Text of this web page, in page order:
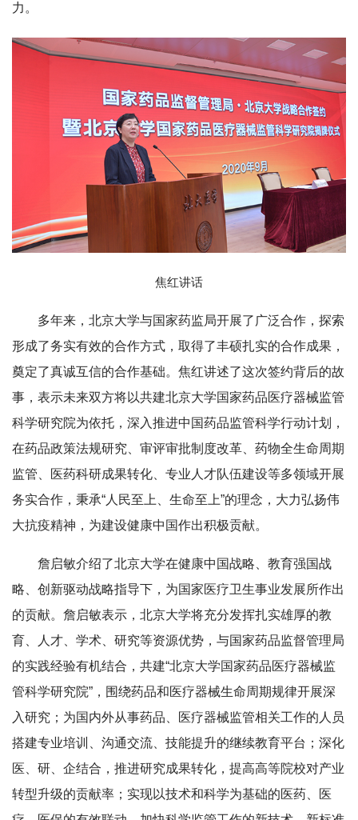
力。
焦红讲话
多年来，北京大学与国家药监局开展了广泛合作，探索
形成了务实有效的合作方式，取得了丰硕扎实的合作成果，
奠定了真诚互信的合作基础。焦红讲述了这次签约背后的故
事，表示未来双方将以共建北京大学国家药品医疗器械监管
科学研究院为依托，深入推进中国药品监管科学行动计划，
在药品政策法规研究、审评审批制度改革、药物全生命周期
监管、医药科研成果转化、专业人才队伍建设等多领域开展
务实合作，秉承“人民至上、生命至上”的理念，大力弘扬伟
大抗疫精神，为建设健康中国作出积极贡献。
詹启敏介绍了北京大学在健康中国战略、教育强国战
略、创新驱动战略指导下，为国家医疗卫生事业发展所作出
的贡献。詹启敏表示，北京大学将充分发挥扎实雄厚的教
育、人才、学术、研究等资源优势，与国家药品监督管理局
的实践经验有机结合，共建“北京大学国家药品医疗器械监
管科学研究院”，围绕药品和医疗器械生命周期规律开展深
入研究；为国内外从事药品、医疗器械监管相关工作的人员
搭建专业培训、沟通交流、技能提升的继续教育平台；深化
医、研、企结合，推进研究成果转化，提高高等院校对产业
转型升级的贡献率；实现以技术和科学为基础的医药、医